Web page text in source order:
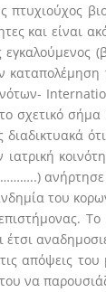
και είναι
σχετικό
ότι
ιατρική
του
απόψεις
να